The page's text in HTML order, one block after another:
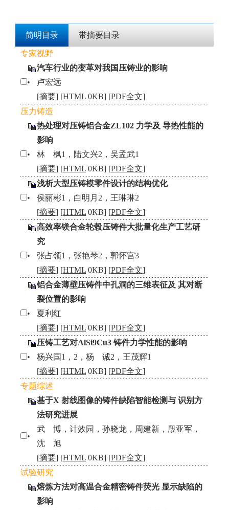
简明目录 带摘要目录
专家视野
汽车行业的变革对我国压铸业的影响
•
卢宏远
[摘要] [HTML 0KB] [PDF全文]
压力铸造
热处理对压铸铝合金ZL102 力学及 导热性能的
影响
•
林 枫1，陆文兴2，吴孟武1
[摘要] [HTML 0KB] [PDF全文]
浅析大型压铸模零件设计的结构优化
•
侯丽彬1，白明月2，王琳琳2
[摘要] [HTML 0KB] [PDF全文]
高效率镁合金轮毂压铸件大批量化生产工艺研
究
•
张占领1，张艳琴2，郭怀宫3
[摘要] [HTML 0KB] [PDF全文]
铝合金薄壁压铸件中孔洞的三维表征及 其对断
裂位置的影响
•
夏利红
[摘要] [HTML 0KB] [PDF全文]
压铸工艺对AlSi9Cu3 铸件力学性能的影响
•
杨兴国1，2，杨 诚2，王茂辉1
[摘要] [HTML 0KB] [PDF全文]
专题综述
基于X 射线图像的铸件缺陷智能检测与 识别方
法研究进展
•
武 博，计效园，孙晓龙，周建新，殷亚军，
沈 旭
[摘要] [HTML 0KB] [PDF全文]
试验研究
熔炼方法对高温合金精密铸件荧光 显示缺陷的
影响